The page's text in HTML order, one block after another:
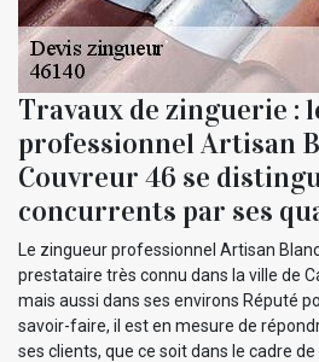
Travaux de zinguerie :
professionnel Artisan
Couvreur 46 se
concurrents par ses
Le zingueur professionnel Artisan
prestataire très connu dans la ville de
mais aussi dans ses environs Réputé
savoir-faire, il est en mesure de
ses clients, que ce soit dans le cadre